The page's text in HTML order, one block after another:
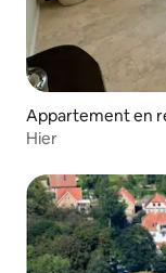
Appartement en
Hier